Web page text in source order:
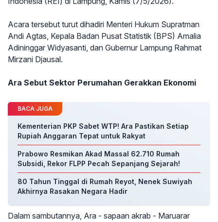
Acara tersebut turut dihadiri Menteri Hukum Supratman
Andi Agtas, Kepala Badan Pusat Statistik (BPS) Amalia
Adininggar Widyasanti, dan Gubernur Lampung Rahmat
Mirzani Djausal.
Ara Sebut Sektor Perumahan Gerakkan Ekonomi
BACA JUGA
Kementerian PKP Sabet WTP! Ara Pastikan Setiap
Rupiah Anggaran Tepat untuk Rakyat
Prabowo Resmikan Akad Massal 62.710 Rumah
Subsidi, Rekor FLPP Pecah Sepanjang Sejarah!
80 Tahun Tinggal di Rumah Reyot, Nenek Suwiyah
Akhirnya Rasakan Negara Hadir
Dalam sambutannya, Ara - sapaan akrab - Maruarar